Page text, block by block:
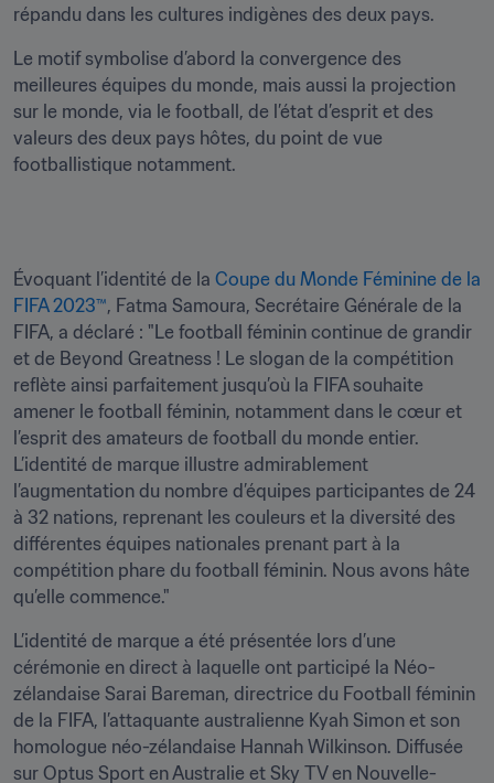
répandu dans les cultures indigènes des deux pays.
Le motif symbolise d’abord la convergence des
meilleures équipes du monde, mais aussi la projection
sur le monde, via le football, de l’état d’esprit et des
valeurs des deux pays hôtes, du point de vue
footballistique notamment.
Évoquant l’identité de la Coupe du Monde Féminine de la
FIFA 2023™, Fatma Samoura, Secrétaire Générale de la
FIFA, a déclaré : "Le football féminin continue de grandir
et de Beyond Greatness ! Le slogan de la compétition
reflète ainsi parfaitement jusqu’où la FIFA souhaite
amener le football féminin, notamment dans le cœur et
l’esprit des amateurs de football du monde entier.
L’identité de marque illustre admirablement
l’augmentation du nombre d’équipes participantes de 24
à 32 nations, reprenant les couleurs et la diversité des
différentes équipes nationales prenant part à la
compétition phare du football féminin. Nous avons hâte
qu’elle commence."
L’identité de marque a été présentée lors d’une
cérémonie en direct à laquelle ont participé la Néo-
zélandaise Sarai Bareman, directrice du Football féminin
de la FIFA, l’attaquante australienne Kyah Simon et son
homologue néo-zélandaise Hannah Wilkinson. Diffusée
sur Optus Sport en Australie et Sky TV en Nouvelle-